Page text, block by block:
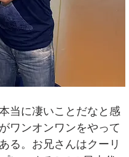
当に凄いことだなと感
ワンオンワンをやって
る。お兄さんはクーリ